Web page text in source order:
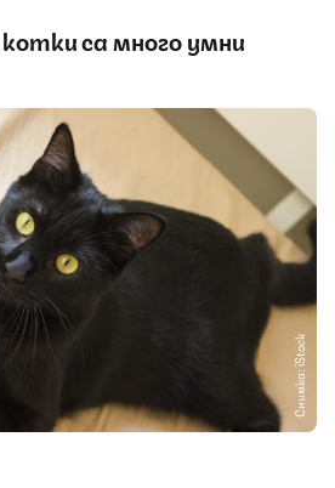
са много умни
Снимка: iStock